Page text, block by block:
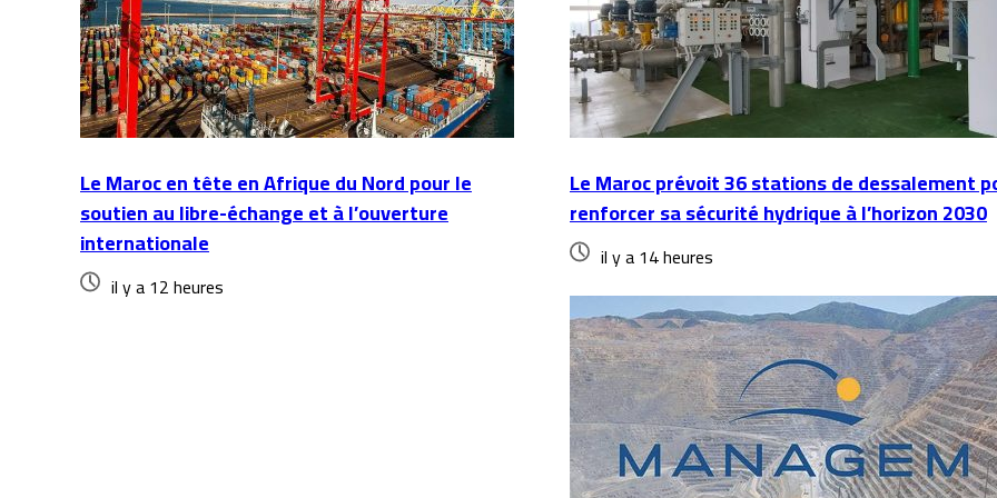
Le Maroc en tête en Afrique du Nord pour le
soutien au libre-échange et à l’ouverture
internationale
il y a 12 heures
Le Maroc prévoit 36 stations de dessalement
renforcer sa sécurité hydrique à l’horizon 2030
il y a 14 heures